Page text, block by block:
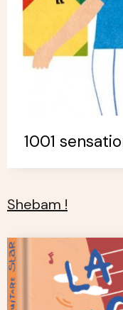
1001
Shebam !